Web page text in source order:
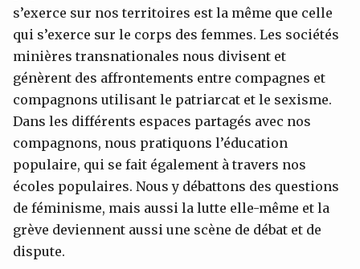
s’exerce sur nos territoires est la même que celle
qui s’exerce sur le corps des femmes. Les sociétés
minières transnationales nous divisent et
génèrent des affrontements entre compagnes et
compagnons utilisant le patriarcat et le sexisme.
Dans les différents espaces partagés avec nos
compagnons, nous pratiquons l’éducation
populaire, qui se fait également à travers nos
écoles populaires. Nous y débattons des questions
de féminisme, mais aussi la lutte elle-même et la
grève deviennent aussi une scène de débat et de
dispute.